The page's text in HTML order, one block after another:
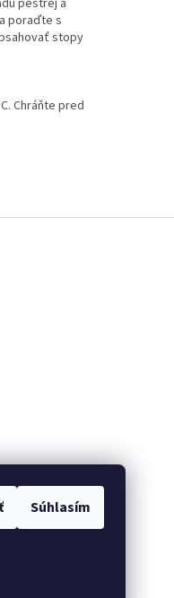
Súhlasím
pestrej a
poraďte s
stopy
Chráňte pred